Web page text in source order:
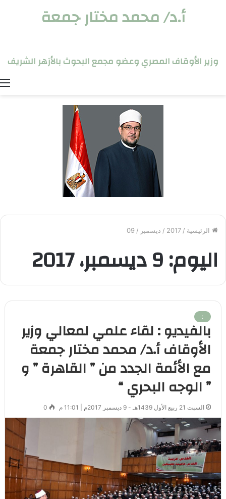
أ.د/ محمد مختار جمعة
وزير الأوقاف المصري وعضو مجمع البحوث بالأزهر الشريف
الرئيسية /
2017
/ ديسمبر /
09
اليوم:9 ديسمبر، 2017
:
بالفيديو : لقاء علمي لمعالي وزير
الأوقاف أ.د/ محمد مختار جمعة
مع الأئمة الجدد من ” القاهرة ” و
” الوجه البحري “
السبت 21 ربيع الأول 1439هـ - 9 ديسمبر 2017م | 11:01 م 0